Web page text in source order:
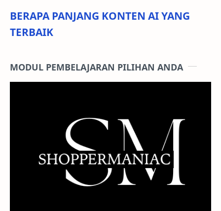
BERAPA PANJANG KONTEN AI YANG
TERBAIK
MODUL PEMBELAJARAN PILIHAN ANDA